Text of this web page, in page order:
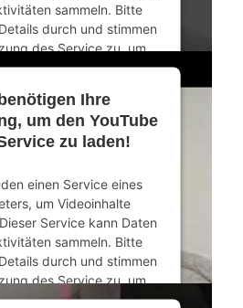
sammeln. Bitte
durch und stimmen
des Service zu, um
Video anzusehen.
Informationen
Usercentrics Consent
Platform&eRecht24
Ihre
um den YouTube
zu laden!
einen Service eines
um Videoinhalte
Service kann Daten
sammeln. Bitte
durch und stimmen
des Service zu, um
Video anzusehen.